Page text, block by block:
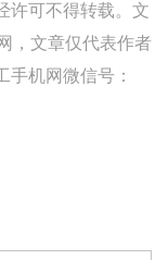
许可不得转载。文
，文章仅代表作者
机网微信号：